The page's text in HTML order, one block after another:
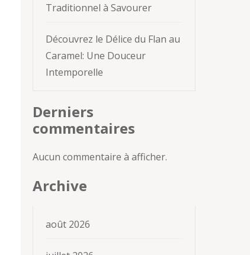
Traditionnel à Savourer
Découvrez le Délice du Flan au
Caramel: Une Douceur
Intemporelle
Derniers
commentaires
Aucun commentaire à afficher.
Archive
août 2026